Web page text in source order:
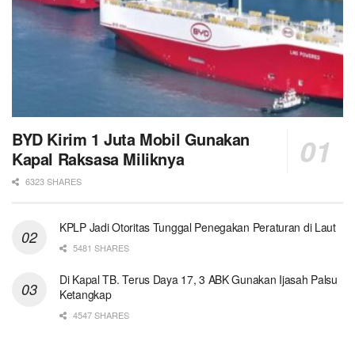
BYD Kirim 1 Juta Mobil Gunakan
Kapal Raksasa Miliknya
6323 SHARES
KPLP Jadi Otoritas Tunggal Penegakan Peraturan di Laut
5481 SHARES
Di Kapal TB. Terus Daya 17, 3 ABK Gunakan Ijasah Palsu
Ketangkap
4547 SHARES